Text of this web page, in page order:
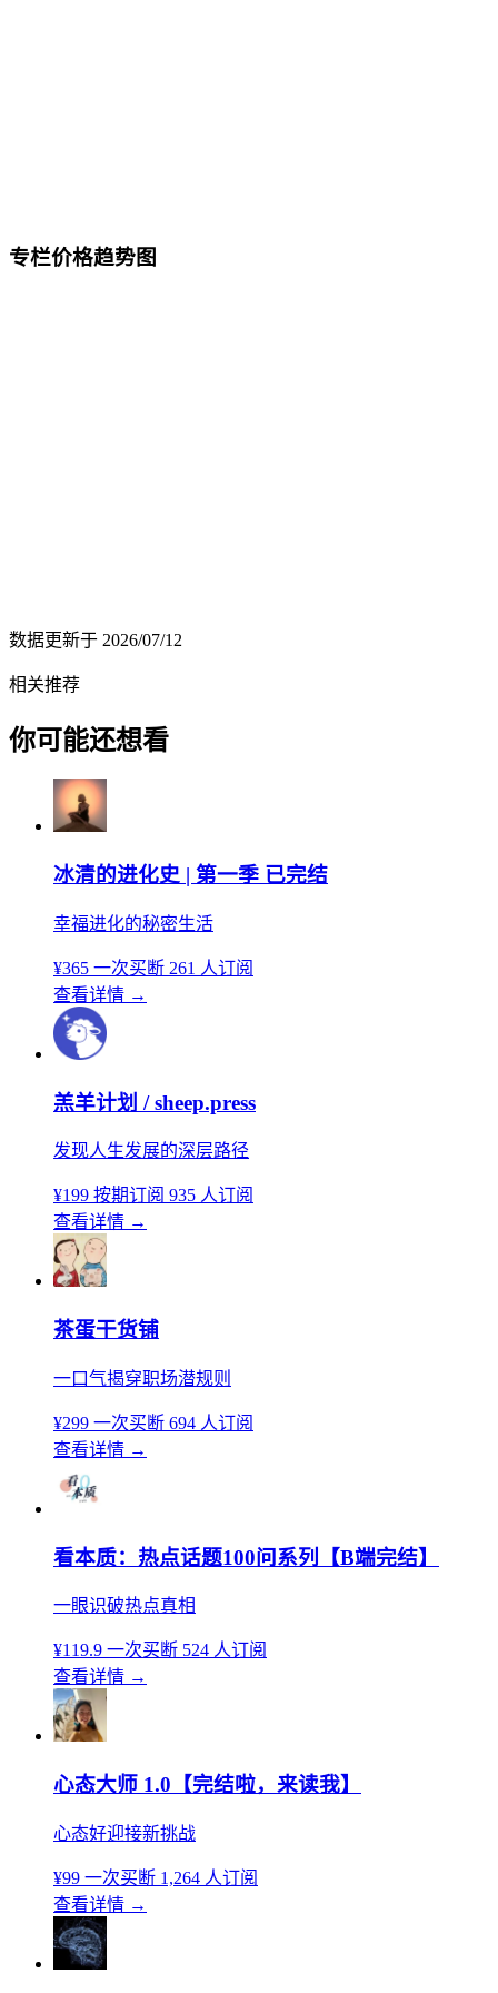
专栏价格趋势图
数据更新于 2026/07/12
相关推荐
你可能还想看
冰清的进化史 | 第一季 已完结
幸福进化的秘密生活
¥365 一次买断 261 人订阅
查看详情 →
羔羊计划 / sheep.press
发现人生发展的深层路径
¥199 按期订阅 935 人订阅
查看详情 →
茶蛋干货铺
一口气揭穿职场潜规则
¥299 一次买断 694 人订阅
查看详情 →
看本质：热点话题100问系列【B端完结】
一眼识破热点真相
¥119.9 一次买断 524 人订阅
查看详情 →
心态大师 1.0【完结啦，来读我】
心态好迎接新挑战
¥99 一次买断 1,264 人订阅
查看详情 →